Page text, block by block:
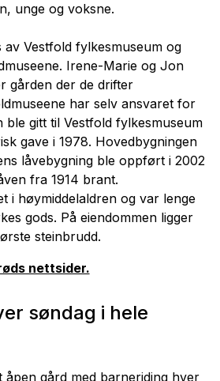
unge og voksne.
av Vestfold fylkesmuseum og
Irene-Marie og Jon
gården der de drifter
har selv ansvaret for
ble gitt til Vestfold fylkesmuseum
gave i 1978. Hovedbygningen
låvebygning ble oppført i 2002
fra 1914 brant.
i høymiddelaldren og var lenge
gods. På eiendommen ligger
steinbrudd.
nettsider.
søndag i hele
åpen gård med barneriding hver